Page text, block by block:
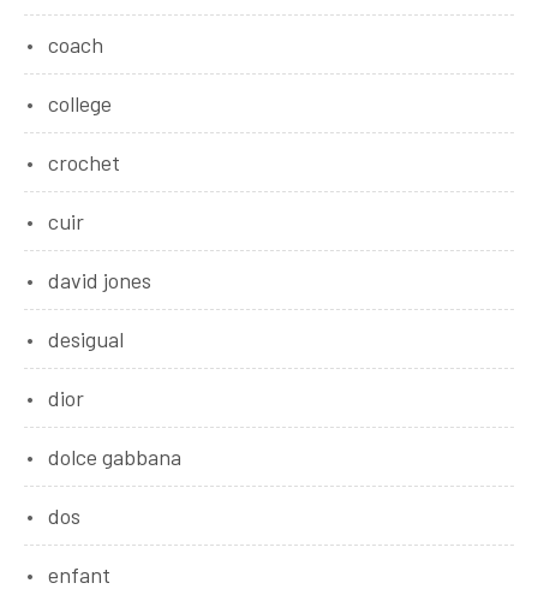
coach
college
crochet
cuir
david jones
desigual
dior
dolce gabbana
dos
enfant